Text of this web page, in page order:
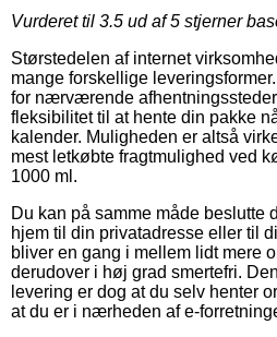
Vurderet til 3.5 ud af 5 stjerner
Størstedelen af internet
mange forskellige
for nærværende
fleksibilitet til at hente din pakke
kalender. Muligheden er altså
mest letkøbte fragtmulighed ved
1000 ml.
Du kan på samme måde beslutte
hjem til din privatadresse eller til
bliver en gang i mellem lidt mere
derudover i høj grad smertefri.
levering er dog at du selv henter
at du er i nærheden af e-